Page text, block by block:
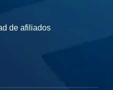
de afiliados